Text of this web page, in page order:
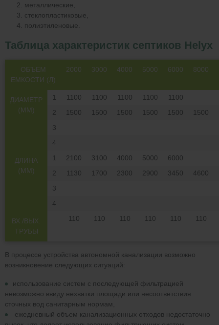
металлические,
стеклопластиковые,
полиэтиленовые.
Таблица характеристик септиков Helyx
ОБЪЕМ
ЕМКОСТИ (Л)
2000 3000 4000 5000 6000 8000
ДИАМЕТР
(ММ)
1 1100 1100 1100 1100
1100
2
1500 1500 1500 1500 1500
1500
3
4
ДЛИНА
(ММ)
1 2100 3100 4000 5000
6000
2
1130 1700 2300 2900 3450
4600
3
4
ВХ./ВЫХ.
ТРУБЫ
110 110 110 110 110 110
В процессе устройства автономной канализации возможно
возникновение следующих ситуаций:
использование систем с последующей фильтрацией
невозможно ввиду нехватки площади или несоответствия
сточных вод санитарным нормам,
ежедневный объем канализационных отходов недостаточно